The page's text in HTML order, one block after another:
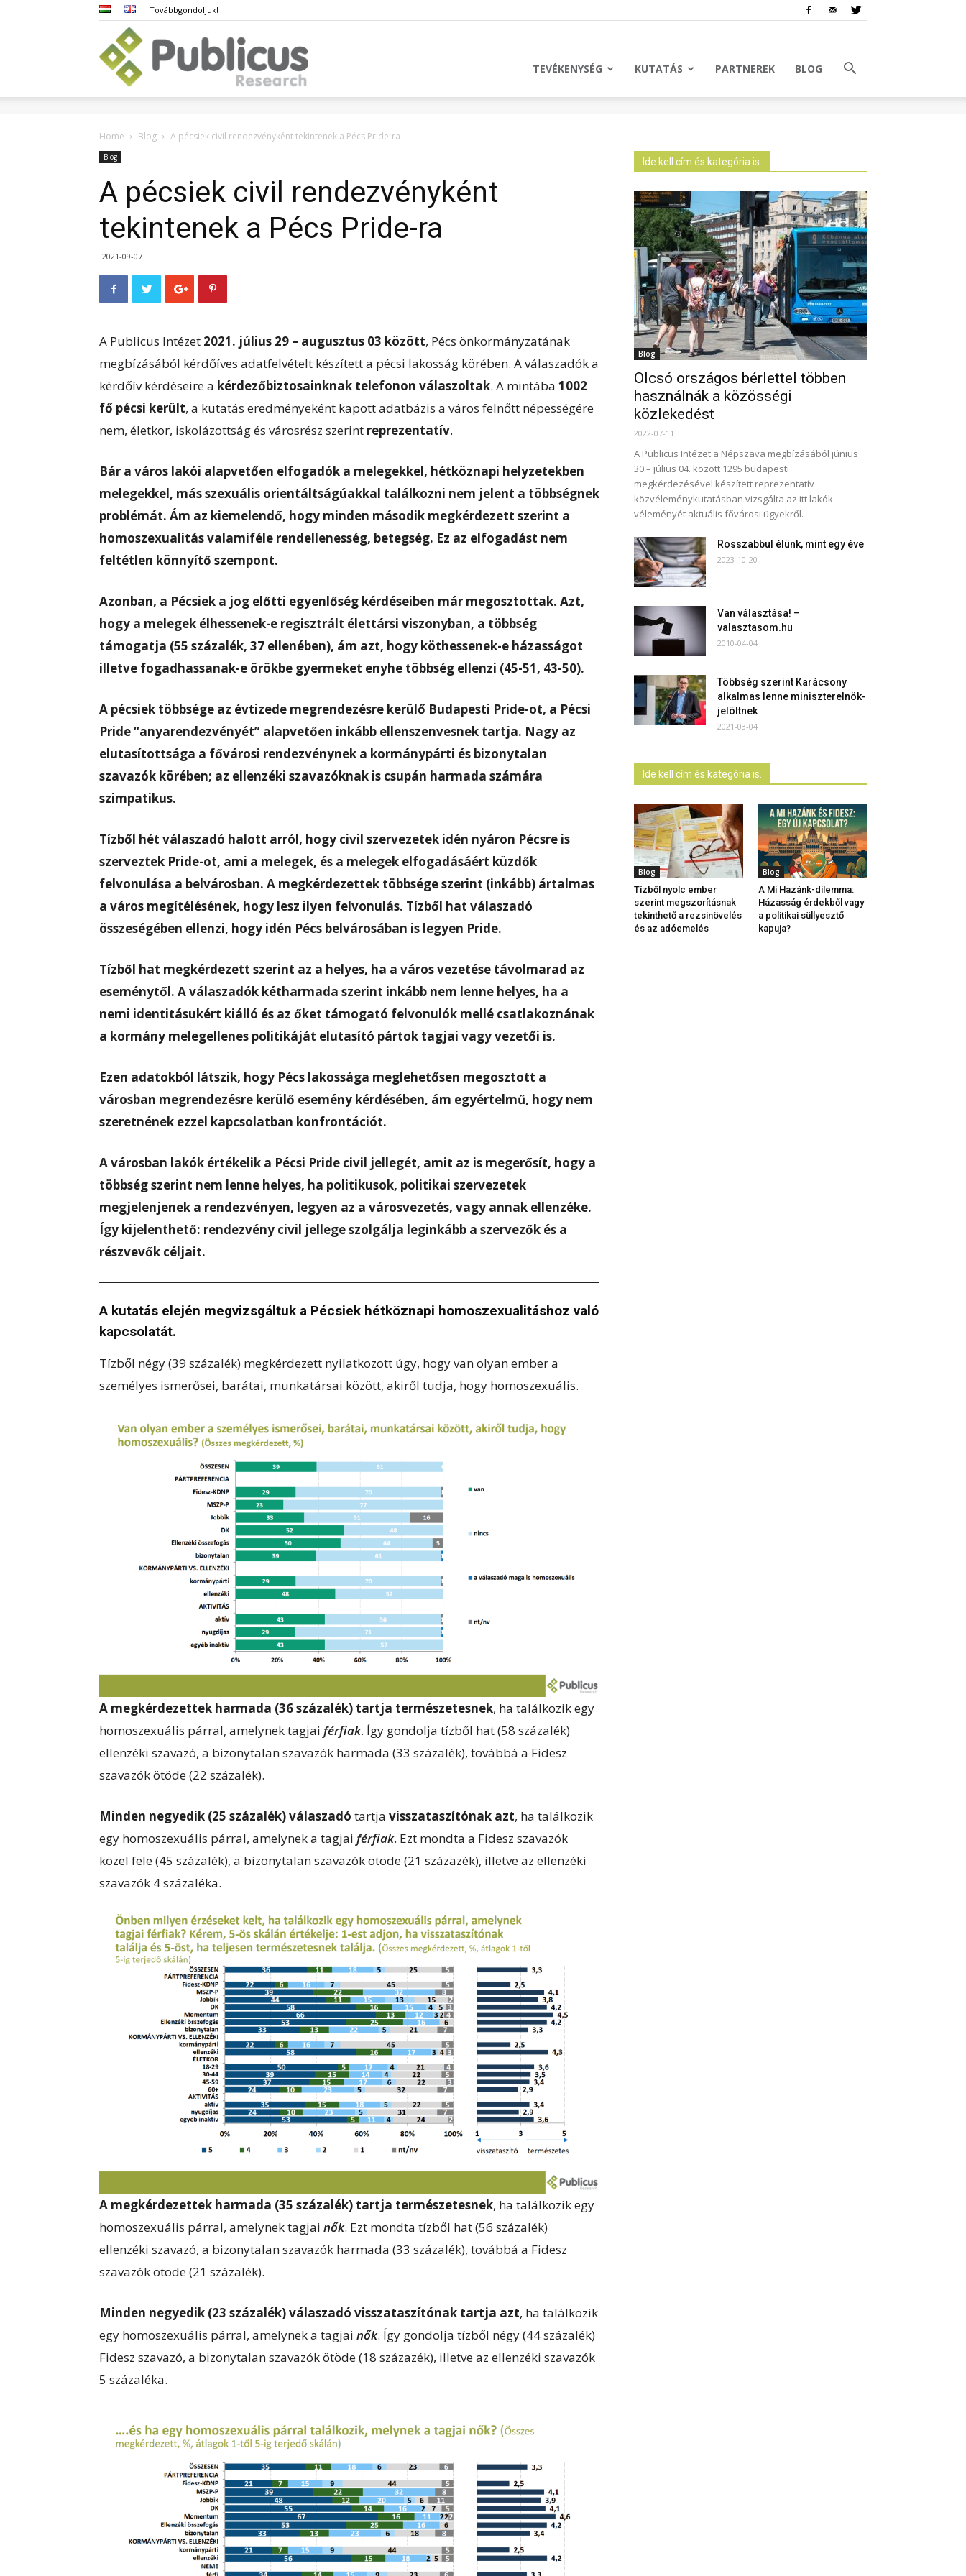
Továbbgondoljuk!
Publicus
TEVÉKENYSÉG KUTATÁS PARTNEREK BLOG
Home Blog A pécsiek civil rendezvényként tekintenek a Pécs Pride-ra
Blog
A pécsiek civil rendezvényként
tekintenek a Pécs Pride-ra
2021-09-07
A Publicus Intézet 2021. július 29 – augusztus 03 között, Pécs önkormányzatának
megbízásából kérdőíves adatfelvételt készített a pécsi lakosság körében. A válaszadók a
kérdőív kérdéseire a kérdezőbiztosainknak telefonon válaszoltak. A mintába 1002
fő pécsi került, a kutatás eredményeként kapott adatbázis a város felnőtt népességére
nem, életkor, iskolázottság és városrész szerint reprezentatív.
Bár a város lakói alapvetően elfogadók a melegekkel, hétköznapi helyzetekben
melegekkel, más szexuális orientáltságúakkal találkozni nem jelent a többségnek
problémát. Ám az kiemelendő, hogy minden második megkérdezett szerint a
homoszexualitás valamiféle rendellenesség, betegség. Ez az elfogadást nem
feltétlen könnyítő szempont.
Azonban, a Pécsiek a jog előtti egyenlőség kérdéseiben már megosztottak. Azt,
hogy a melegek élhessenek-e regisztrált élettársi viszonyban, a többség
támogatja (55 százalék, 37 ellenében), ám azt, hogy köthessenek-e házasságot
illetve fogadhassanak-e örökbe gyermeket enyhe többség ellenzi (45-51, 43-50).
A pécsiek többsége az évtizede megrendezésre kerülő Budapesti Pride-ot, a Pécsi
Pride “anyarendezvényét” alapvetően inkább ellenszenvesnek tartja. Nagy az
elutasítottsága a fővárosi rendezvénynek a kormánypárti és bizonytalan
szavazók körében; az ellenzéki szavazóknak is csupán harmada számára
szimpatikus.
Tízből hét válaszadó halott arról, hogy civil szervezetek idén nyáron Pécsre is
szerveztek Pride-ot, ami a melegek, és a melegek elfogadásáért küzdők
felvonulása a belvárosban. A megkérdezettek többsége szerint (inkább) ártalmas
a város megítélésének, hogy lesz ilyen felvonulás. Tízből hat válaszadó
összeségében ellenzi, hogy idén Pécs belvárosában is legyen Pride.
Tízből hat megkérdezett szerint az a helyes, ha a város vezetése távolmarad az
eseménytől. A válaszadók kétharmada szerint inkább nem lenne helyes, ha a
nemi identitásukért kiálló és az őket támogató felvonulók mellé csatlakoznának
a kormány melegellenes politikáját elutasító pártok tagjai vagy vezetői is.
Ezen adatokból látszik, hogy Pécs lakossága meglehetősen megosztott a
városban megrendezésre kerülő esemény kérdésében, ám egyértelmű, hogy nem
szeretnének ezzel kapcsolatban konfrontációt.
A városban lakók értékelik a Pécsi Pride civil jellegét, amit az is megerősít, hogy a
többség szerint nem lenne helyes, ha politikusok, politikai szervezetek
megjelenjenek a rendezvényen, legyen az a városvezetés, vagy annak ellenzéke.
Így kijelenthető: rendezvény civil jellege szolgálja leginkább a szervezők és a
részvevők céljait.
A kutatás elején megvizsgáltuk a Pécsiek hétköznapi homoszexualitáshoz való
kapcsolatát.
Tízből négy (39 százalék) megkérdezett nyilatkozott úgy, hogy van olyan ember a
személyes ismerősei, barátai, munkatársai között, akiről tudja, hogy homoszexuális.
A megkérdezettek harmada (36 százalék) tartja természetesnek, ha találkozik egy
homoszexuális párral, amelynek tagjai férfiak. Így gondolja tízből hat (58 százalék)
ellenzéki szavazó, a bizonytalan szavazók harmada (33 százalék), továbbá a Fidesz
szavazók ötöde (22 százalék).
Minden negyedik (25 százalék) válaszadó tartja visszataszítónak azt, ha találkozik
egy homoszexuális párral, amelynek a tagjai férfiak. Ezt mondta a Fidesz szavazók
közel fele (45 százalék), a bizonytalan szavazók ötöde (21 százazék), illetve az ellenzéki
szavazók 4 százaléka.
A megkérdezettek harmada (35 százalék) tartja természetesnek, ha találkozik egy
homoszexuális párral, amelynek tagjai nők. Ezt mondta tízből hat (56 százalék)
ellenzéki szavazó, a bizonytalan szavazók harmada (33 százalék), továbbá a Fidesz
szavazók ötöde (21 százalék).
Minden negyedik (23 százalék) válaszadó visszataszítónak tartja azt, ha találkozik
egy homoszexuális párral, amelynek a tagjai nők. Így gondolja tízből négy (44 százalék)
Fidesz szavazó, a bizonytalan szavazók ötöde (18 százazék), illetve az ellenzéki szavazók
5 százaléka.
Ide kell cím és kategória is.
Blog
Olcsó országos bérlettel többen
használnák a közösségi
közlekedést
2022-07-11
A Publicus Intézet a Népszava megbízásából június
30 – július 04. között 1295 budapesti
megkérdezésével készített reprezentatív
közvéleménykutatásban vizsgálta az itt lakók
véleményét aktuális fővárosi ügyekről.
Rosszabbul élünk, mint egy éve
2023-10-20
Van választása! –
valasztasom.hu
2010-04-04
Többség szerint Karácsony
alkalmas lenne miniszterelnök-
jelöltnek
2021-03-04
Ide kell cím és kategória is.
Blog
Tízből nyolc ember
szerint megszorításnak
tekinthető a rezsinövelés
és az adóemelés
Blog
A Mi Hazánk-dilemma:
Házasság érdekből vagy
a politikai süllyesztő
kapuja?